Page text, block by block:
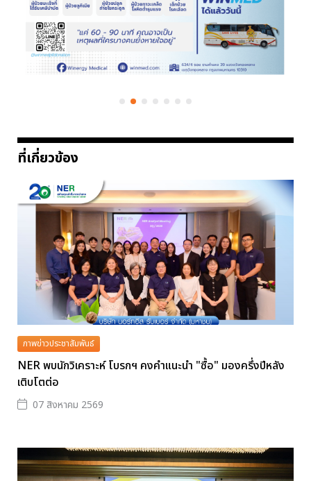
ที่เกี่ยวข้อง
ภาพข่าวประชาสัมพันธ์
NER พบนักวิเคราะห์ โบรกฯ คงคำแนะนำ "ซื้อ" มองครึ่งปีหลัง
เติบโตต่อ
07 สิงหาคม 2569